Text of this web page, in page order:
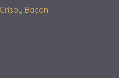
Crispy Bacon